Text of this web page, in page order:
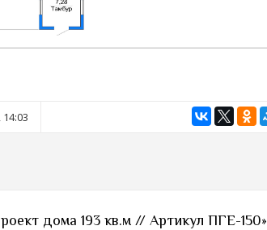
дома 193 кв.м // Артикул ПГЕ-150»